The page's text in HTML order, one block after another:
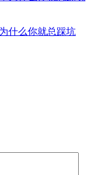
什么你就总踩坑